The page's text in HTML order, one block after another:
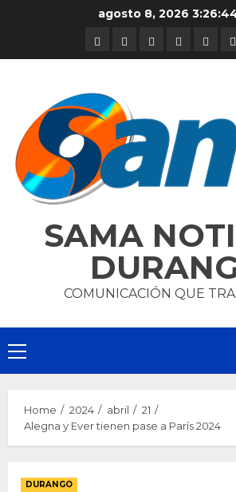
agosto 8, 2026
DURANGO
NACIONAL
SAMA
COMUNICACIÓN QUE
Primary
Menu
Home 2024 abril
21
Alegna y Ever tienen pase a París 2024
DURANGO